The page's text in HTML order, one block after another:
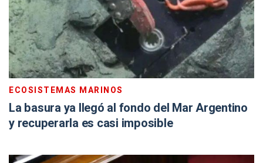
ECOSISTEMAS MARINOS
La basura ya llegó al fondo del Mar Argentino
y recuperarla es casi imposible